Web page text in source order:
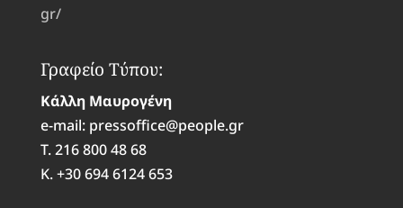
gr/
Γραφείο Τύπου:
Κάλλη Μαυρογένη
e-mail: pressoffice@people.gr
T. 216 800 48 68
Κ. +30 694 6124 653